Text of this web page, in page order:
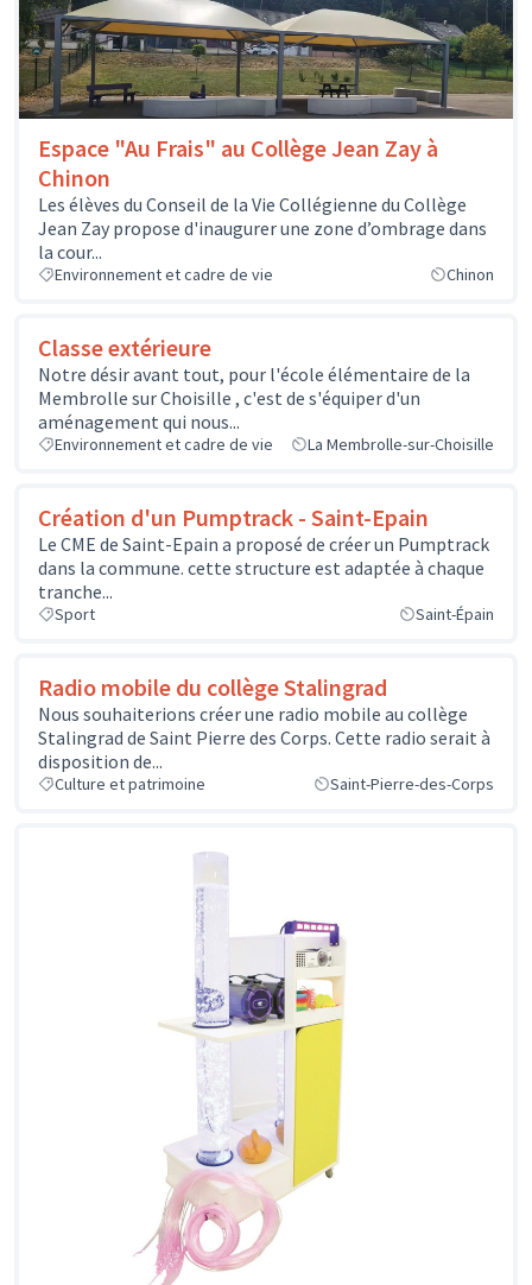
Espace "Au Frais" au Collège Jean Zay à
Chinon
Les élèves du Conseil de la Vie Collégienne du Collège
Jean Zay propose d'inaugurer une zone d’ombrage dans
la cour...
Environnement et cadre de vie Chinon
Classe extérieure
Notre désir avant tout, pour l'école élémentaire de la
Membrolle sur Choisille , c'est de s'équiper d'un
aménagement qui nous...
Environnement et cadre de vie La Membrolle-sur-Choisille
Création d'un Pumptrack - Saint-Epain
Le CME de Saint-Epain a proposé de créer un Pumptrack
dans la commune. cette structure est adaptée à chaque
tranche...
Sport Saint-Épain
Radio mobile du collège Stalingrad
Nous souhaiterions créer une radio mobile au collège
Stalingrad de Saint Pierre des Corps. Cette radio serait à
disposition de...
Culture et patrimoine Saint-Pierre-des-Corps